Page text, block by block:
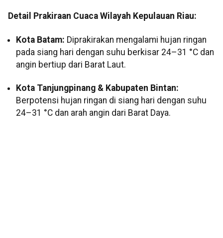
Detail Prakiraan Cuaca Wilayah Kepulauan Riau:
Kota Batam: Diprakirakan mengalami hujan ringan
pada siang hari dengan suhu berkisar 24–31 °C dan
angin bertiup dari Barat Laut.
Kota Tanjungpinang & Kabupaten Bintan:
Berpotensi hujan ringan di siang hari dengan suhu
24–31 °C dan arah angin dari Barat Daya.